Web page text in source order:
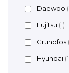
Daewoo
Fujitsu (1)
Grundfos
Hyundai